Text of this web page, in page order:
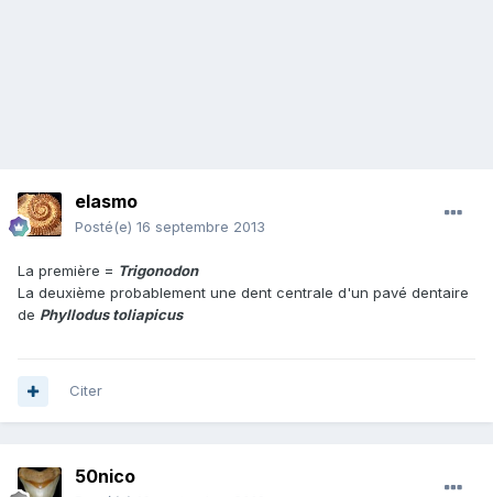
elasmo
Posté(e) 16 septembre 2013
La première = Trigonodon
La deuxième probablement une dent centrale d'un pavé dentaire
de Phyllodus toliapicus
Citer
50nico